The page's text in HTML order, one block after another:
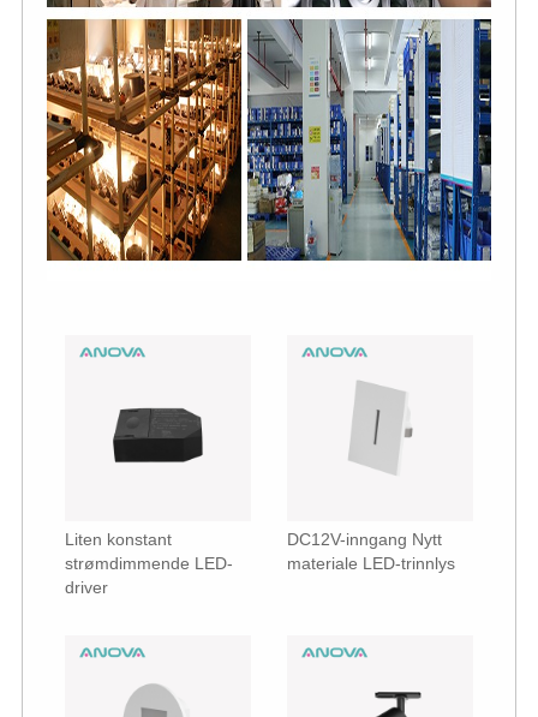
Liten konstant
strømdimmende LED-
driver
DC12V-inngang Nytt
materiale LED-trinnlys